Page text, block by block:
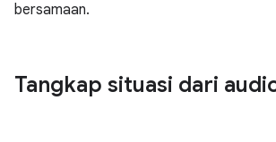
bersamaan.
Tangkap situasi dari